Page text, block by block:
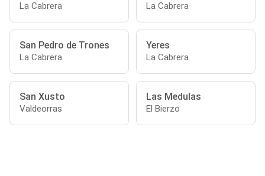
La Cabrera La Cabrera
San Pedro de Trones
La Cabrera
Yeres
La Cabrera
San Xusto
Valdeorras
Las Medulas
El Bierzo